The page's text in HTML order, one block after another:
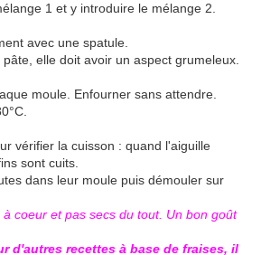
1 et y introduire le mélange 2.
avec une spatule.
elle doit avoir un aspect grumeleux.
moule. Enfourner sans attendre.
vérifier la cuisson : quand l'aiguille
sont cuits.
dans leur moule puis démouler sur
coeur et pas secs du tout. Un bon goût
d'autres recettes à base de fraises, il